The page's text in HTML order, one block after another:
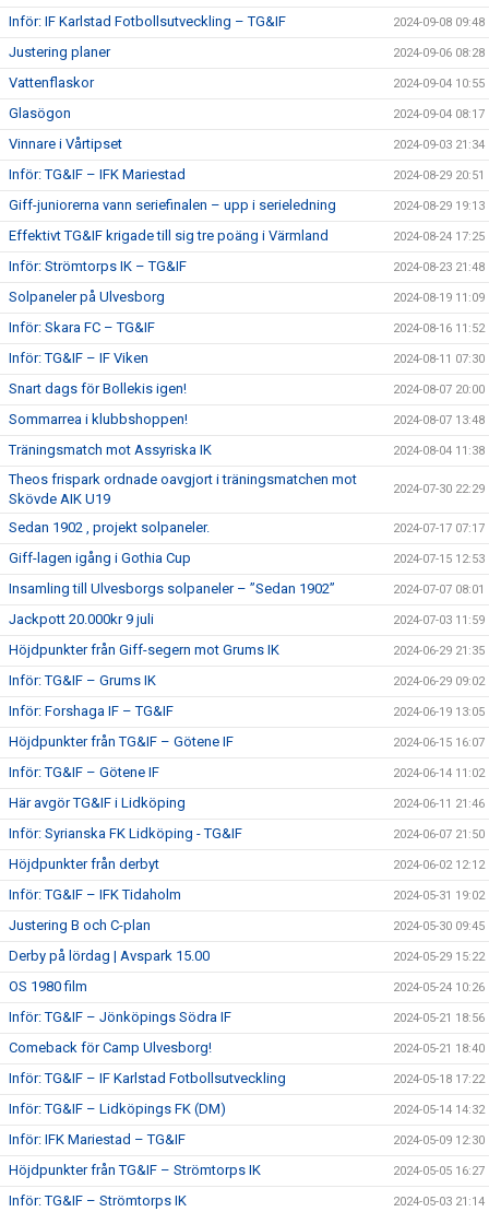
Inför: IF Karlstad Fotbollsutveckling – TG&IF 2024-09-08 09:48
Justering planer 2024-09-06 08:28
Vattenflaskor 2024-09-04 10:55
Glasögon 2024-09-04 08:17
Vinnare i Vårtipset 2024-09-03 21:34
Inför: TG&IF – IFK Mariestad 2024-08-29 20:51
Giff-juniorerna vann seriefinalen – upp i serieledning 2024-08-29 19:13
Effektivt TG&IF krigade till sig tre poäng i Värmland 2024-08-24 17:25
Inför: Strömtorps IK – TG&IF 2024-08-23 21:48
Solpaneler på Ulvesborg 2024-08-19 11:09
Inför: Skara FC – TG&IF 2024-08-16 11:52
Inför: TG&IF – IF Viken 2024-08-11 07:30
Snart dags för Bollekis igen! 2024-08-07 20:00
Sommarrea i klubbshoppen! 2024-08-07 13:48
Träningsmatch mot Assyriska IK 2024-08-04 11:38
Theos frispark ordnade oavgjort i träningsmatchen mot
Skövde AIK U19
2024-07-30 22:29
Sedan 1902 , projekt solpaneler. 2024-07-17 07:17
Giff-lagen igång i Gothia Cup 2024-07-15 12:53
Insamling till Ulvesborgs solpaneler – ”Sedan 1902” 2024-07-07 08:01
Jackpott 20.000kr 9 juli 2024-07-03 11:59
Höjdpunkter från Giff-segern mot Grums IK 2024-06-29 21:35
Inför: TG&IF – Grums IK 2024-06-29 09:02
Inför: Forshaga IF – TG&IF 2024-06-19 13:05
Höjdpunkter från TG&IF – Götene IF 2024-06-15 16:07
Inför: TG&IF – Götene IF 2024-06-14 11:02
Här avgör TG&IF i Lidköping 2024-06-11 21:46
Inför: Syrianska FK Lidköping - TG&IF 2024-06-07 21:50
Höjdpunkter från derbyt 2024-06-02 12:12
Inför: TG&IF – IFK Tidaholm 2024-05-31 19:02
Justering B och C-plan 2024-05-30 09:45
Derby på lördag | Avspark 15.00 2024-05-29 15:22
OS 1980 film 2024-05-24 10:26
Inför: TG&IF – Jönköpings Södra IF 2024-05-21 18:56
Comeback för Camp Ulvesborg! 2024-05-21 18:40
Inför: TG&IF – IF Karlstad Fotbollsutveckling 2024-05-18 17:22
Inför: TG&IF – Lidköpings FK (DM) 2024-05-14 14:32
Inför: IFK Mariestad – TG&IF 2024-05-09 12:30
Höjdpunkter från TG&IF – Strömtorps IK 2024-05-05 16:27
Inför: TG&IF – Strömtorps IK 2024-05-03 21:14